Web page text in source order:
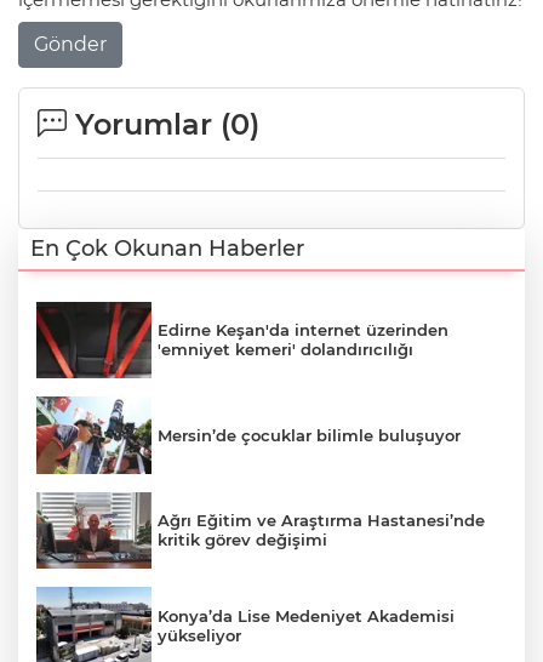
Gönder
Yorumlar (0)
En Çok Okunan Haberler
Edirne Keşan'da internet üzerinden
'emniyet kemeri' dolandırıcılığı
Mersin’de çocuklar bilimle buluşuyor
Ağrı Eğitim ve Araştırma Hastanesi’nde
kritik görev değişimi
Konya’da Lise Medeniyet Akademisi
yükseliyor